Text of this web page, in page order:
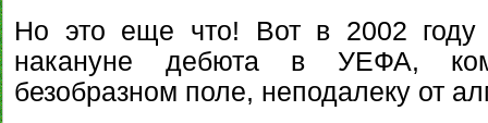
Но это еще что! Вот в 2002 году
накануне дебюта в УЕФА,
безобразном поле, неподалеку от